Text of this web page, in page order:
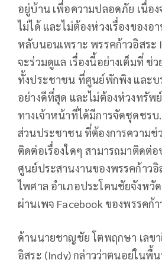
อยู่บ้าน เพื่อความปลอดภัย เนื่องจ
ไม่ได้ และไม่ต้องห่วงเรื่องของอ
หลับนอนเพราะ พรรคก้าวอิสระ
จะร่วมดูแล เรื่องนี้อย่างเต็มที่ ช่
ทั้งประชาชน ที่ศูนย์พักพิง และ
อย่างดีที่สุด และไม่ต้องห่วงทรัพ
ทางเจ้าหน้าที่ได้มีการจัดชุดชร
ส่วนประชาชน ที่ต้องการความช่
ติดต่อเรื่องใดๆ สามารถมาติดต่
ศูนย์ประสานงานของพรรคก้าว
ไพศาล อำเภอประโคนชัยจังหวั
ผ่านเพจ Facebook ของพรรคก้า
ด้านนายชาญชัย โตพฤกษา เลขา
อิสระ (Indy) กล่าวว่าตนอยู่ในพื้